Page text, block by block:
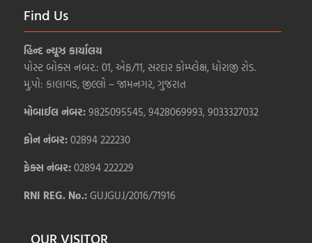
Find Us
હિન્દ ન્યૂઝ કાર્યાલય
પોસ્ટ બોક્સ નંબર.: 01, એફ/11, સરદાર કોમ્પ્લેક્ષ, ધોરાજી રોડ.
મુ.પો: કાલાવડ, જીલ્લો – જામનગર, ગુજરાત
મોબાઈલ નંબર:9825095545, 9428069993, 9033327032
ફોન નંબર:02894 222230
ફેક્સ નંબર:02894 222229
RNI REG. No.:GUJGUJ/2016/71916
OUR VISITOR